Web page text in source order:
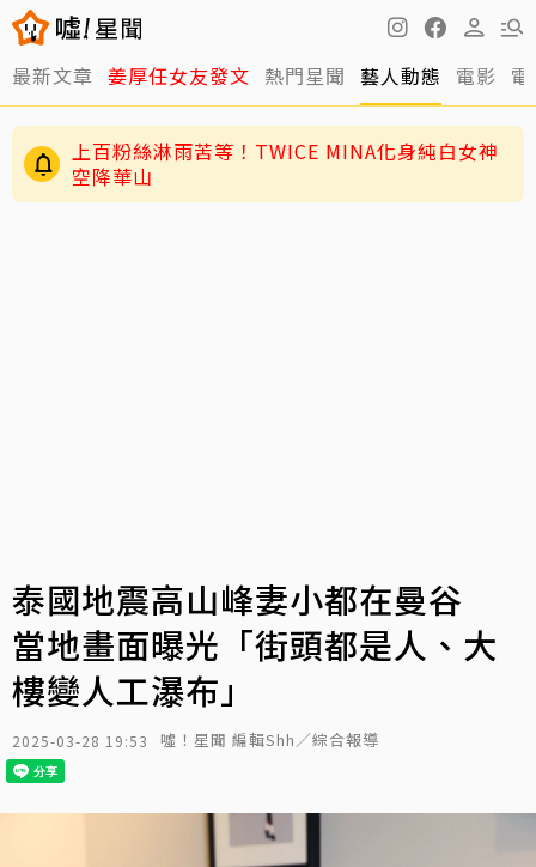
最新文章 姜厚任女友發文 熱門星聞 藝人動態 電影
上百粉絲淋雨苦等！TWICE MINA化身純白女神
空降華山
泰國地震高山峰妻小都在曼谷
當地畫面曝光「街頭都是人、大
樓變人工瀑布」
2025-03-28 19:53 噓！星聞 編輯Shh／綜合報導